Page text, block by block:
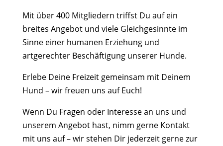
Mit über 400 Mitgliedern triffst Du auf ein
breites Angebot und viele Gleichgesinnte im
Sinne einer humanen Erziehung und
artgerechter Beschäftigung unserer Hunde.
Erlebe Deine Freizeit gemeinsam mit Deinem
Hund – wir freuen uns auf Euch!
Wenn Du Fragen oder Interesse an uns und
unserem Angebot hast, nimm gerne Kontakt
mit uns auf – wir stehen Dir jederzeit gerne zur